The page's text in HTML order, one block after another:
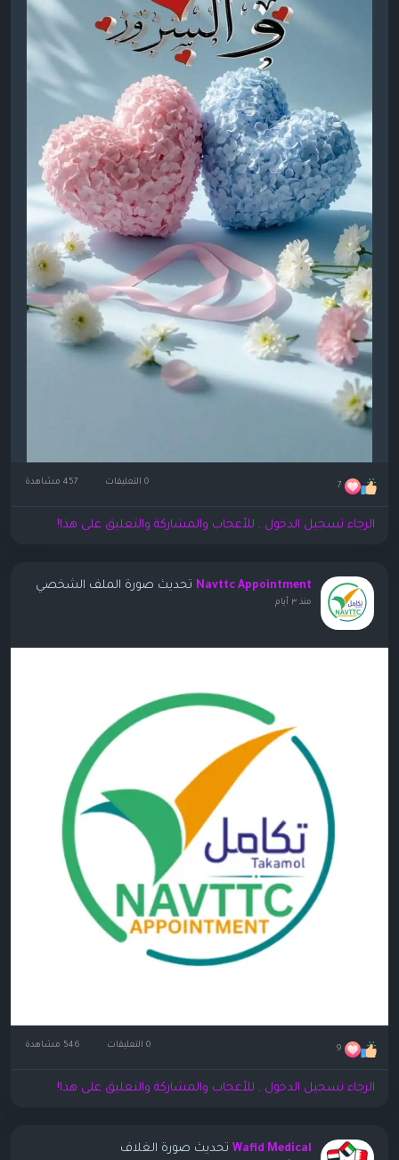
7 0 التعليقات
الرجاء تسجيل الدخول , للأعجاب والمشاركة والتعليق على هذا!
Navttc Appointment تحديث صورة الملف الشخصي
منذ ٣ أيام
9 0 التعليقات
الرجاء تسجيل الدخول , للأعجاب والمشاركة والتعليق على هذا!
Wafid Medical تحديث صورة الغلاف